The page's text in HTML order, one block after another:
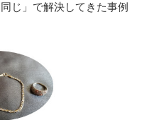
じ」で解決してきた事例